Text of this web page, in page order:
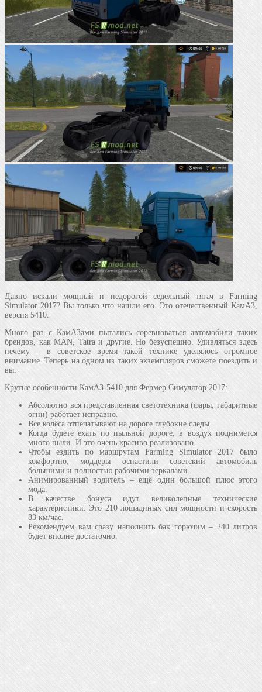
Давно искали мощный и недорогой седельный тягач в Farming
Simulator 2017? Вы только что нашли его. Это отечественный КамАЗ,
версия 5410.
Много раз с КамАЗами пытались соревноваться автомобили таких
брендов, как MAN, Tatra и другие. Но безуспешно. Удивляться здесь
нечему – в советское время такой технике уделялось огромное
внимание. Теперь на одном из таких экземпляров сможете поездить и
вы.
Крутые особенности КамАЗ-5410 для Фермер Симулятор 2017:
Абсолютно вся представленная светотехника (фары, габаритные
огни) работает исправно.
Все колёса отпечатывают на дороге глубокие следы.
Когда будете ехать по пыльной дороге, в воздух поднимется
много пыли. И это очень красиво реализовано.
Чтобы ездить по маршрутам Farming Simulator 2017 было
комфортно, моддеры оснастили советский автомобиль
большими и полностью рабочими зеркалами.
Анимированный водитель – ещё один большой плюс этого
мода.
В качестве бонуса идут великолепные технические
характеристики. Это 210 лошадиных сил мощности и скорость
83 км/час.
Рекомендуем вам сразу наполнить бак горючим – 240 литров
будет вполне достаточно.